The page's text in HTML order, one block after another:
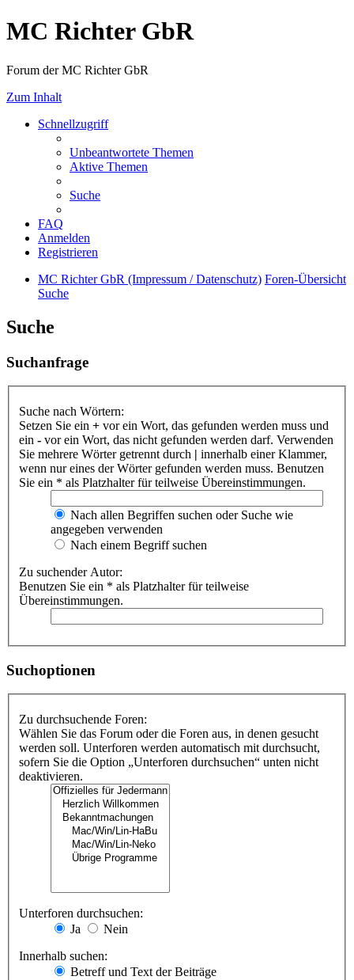
MC Richter GbR
Forum der MC Richter GbR
Zum Inhalt
Schnellzugriff
Unbeantwortete Themen
Aktive Themen
Suche
FAQ
Anmelden
Registrieren
MC Richter GbR (Impressum / Datenschutz) Foren-Übersicht
Suche
Suche
Suchanfrage
Suche nach Wörtern:
Setzen Sie ein + vor ein Wort, das gefunden werden muss und
ein - vor ein Wort, das nicht gefunden werden darf. Verwenden
Sie mehrere Wörter getrennt durch | innerhalb einer Klammer,
wenn nur eines der Wörter gefunden werden muss. Benutzen
Sie ein * als Platzhalter für teilweise Übereinstimmungen.
Nach allen Begriffen suchen oder Suche wie
angegeben verwenden
Nach einem Begriff suchen
Zu suchender Autor:
Benutzen Sie ein * als Platzhalter für teilweise
Übereinstimmungen.
Suchoptionen
Zu durchsuchende Foren:
Wählen Sie das Forum oder die Foren aus, in denen gesucht
werden soll. Unterforen werden automatisch mit durchsucht,
sofern Sie die Option „Unterforen durchsuchen“ unten nicht
deaktivieren.
Unterforen durchsuchen:
Ja
Nein
Innerhalb suchen:
Betreff und Text der Beiträge